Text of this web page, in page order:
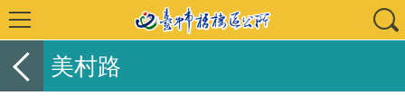
美村路